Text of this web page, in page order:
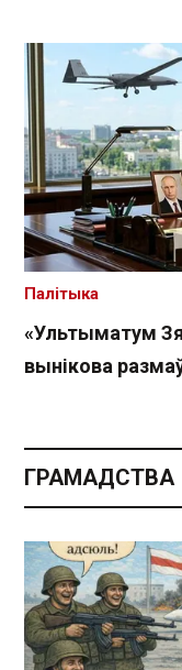
«Ультыматум
вынікова
Палітыка
ГРАМАДСТВА